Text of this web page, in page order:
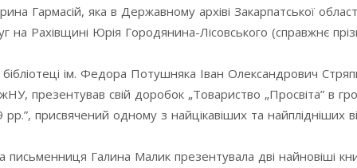
Гармасій, яка в Державному архіві Закарпатської
на Рахівщині Юрія Городянина-Лісовського (справжнє
ім. Федора Потушняка Іван Олександрович
презентував свій доробок „Товариство „Просвіта” в
присвячений одному з найцікавіших та найплідніших
Галина Малик презентувала дві найновіші